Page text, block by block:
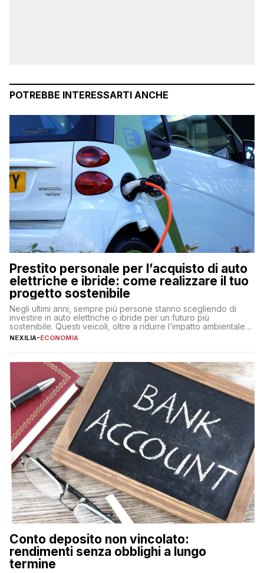
POTREBBE INTERESSARTI ANCHE
Prestito personale per l’acquisto di auto
elettriche e ibride: come realizzare il tuo
progetto sostenibile
Negli ultimi anni, sempre più persone stanno scegliendo di
investire in auto elettriche o ibride per un futuro più
sostenibile. Questi veicoli, oltre a ridurre l’impatto ambientale,
offrono vantaggi economici a lungo termine, come minori costi
fare se non […]
NEXILIA-ECONOMIA
Conto deposito non vincolato:
rendimenti senza obblighi a lungo
termine